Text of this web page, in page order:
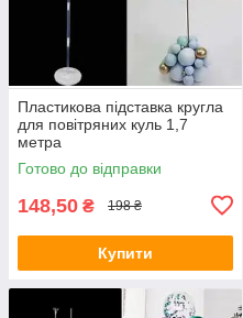
Пластикова підставка кругла
для повітряних куль 1,7
метра
Готово до відправки
148,50 ₴ 198 ₴
Купити